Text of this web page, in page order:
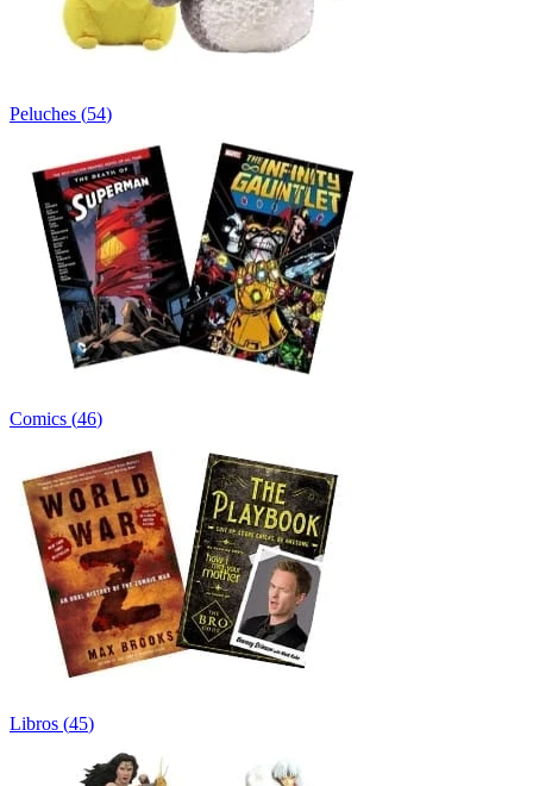
Peluches (54)
Comics (46)
Libros (45)